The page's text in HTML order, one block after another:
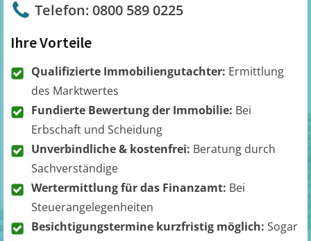
Telefon: 0800 589 0225
Ihre Vorteile
Qualifizierte Immobiliengutachter: Ermittlung
des Marktwertes
Fundierte Bewertung der Immobilie: Bei
Erbschaft und Scheidung
Unverbindliche & kostenfrei: Beratung durch
Sachverständige
Wertermittlung für das Finanzamt: Bei
Steuerangelegenheiten
Besichtigungstermine kurzfristig möglich: Sogar